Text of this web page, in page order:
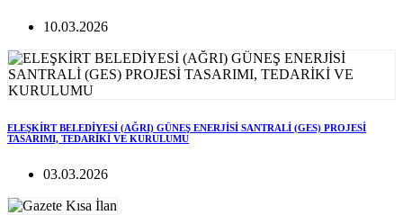
10.03.2026
ELEŞKİRT BELEDİYESİ (AĞRI) GÜNEŞ ENERJİSİ SANTRALİ (GES) PROJESİ
TASARIMI, TEDARİKİ VE KURULUMU
03.03.2026